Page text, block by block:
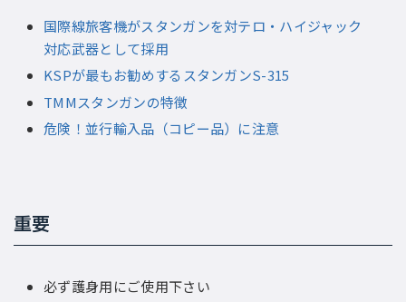
国際線旅客機がスタンガンを対テロ・ハイジャック
対応武器として採用
KSPが最もお勧めするスタンガンS-315
TMMスタンガンの特徴
危険！並行輸入品（コピー品）に注意
重要
必ず護身用にご使用下さい